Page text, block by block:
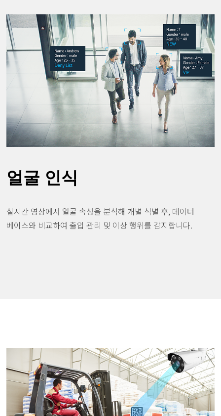
얼굴 인식
실시간 영상에서 얼굴 속성을 분석해 개별 식별 후, 데이터
베이스와 비교하여 출입 관리 및 이상 행위를 감지합니다.